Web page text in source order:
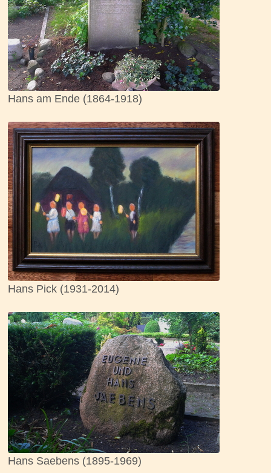
Hans am Ende (1864-1918)
Hans Pick (1931-2014)
Hans Saebens (1895-1969)